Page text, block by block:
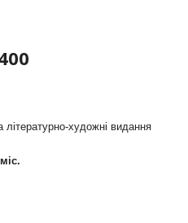
літературно-художні видання